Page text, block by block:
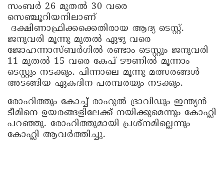
സംബര്‍ 26 മുതല്‍ 30 വരെ
സെഞ്ചൂറിയനിലാണ്
ദക്ഷിണാഫ്രിക്കക്കെതിരായ ആദ്യ ടെസ്റ്റ്.
ജനുവരി മൂന്നു മുതല്‍ ഏഴു വരെ
ജോഹന്നാസ്ബര്‍ഗില്‍ രണ്ടാം ടെസ്റ്റും ജനുവരി
11 മുതല്‍ 15 വരെ കേപ് ടൗണില്‍ മൂന്നാം
ടെസ്റ്റും നടക്കും. പിന്നാലെ മൂന്നു മത്സരങ്ങള്‍
അടങ്ങിയ ഏകദിന പരമ്പരയും നടക്കും.
രോഹിത്തും കോച്ച് രാഹുല്‍ ദ്രാവിഡും ഇന്ത്യന്‍
ടീമിനെ ഉയരങ്ങളിലേക്ക് നയിക്കുമെന്നും കോഹ്ലി
പറഞ്ഞു. രോഹിത്തുമായി പ്രശ്നമില്ലെന്നും
കോഹ്ലി ആവർത്തിച്ചു.